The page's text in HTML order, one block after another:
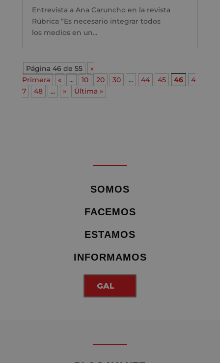
Entrevista a Ana Caruncho en la revista
Rúbrica “Es necesario integrar todos
los medios en un...
Página 46 de 55
«
Primera
« ... 10 20 30 ... 44 45 46
4
7
48 ... » Última »
SOMOS
FACEMOS
ESTAMOS
INFORMAMOS
GAL